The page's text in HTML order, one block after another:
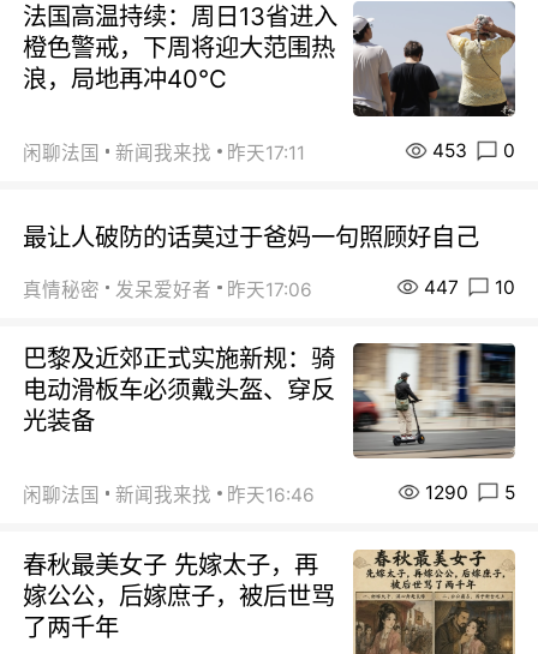
法国高温持续：周日13省进入
橙色警戒，下周将迎大范围热
浪，局地再冲40℃
闲聊法国 新闻我来找 昨天17:11 453 0
最让人破防的话莫过于爸妈一句照顾好自己
真情秘密 发呆爱好者 昨天17:06 447 10
巴黎及近郊正式实施新规：骑
电动滑板车必须戴头盔、穿反
光装备
闲聊法国 新闻我来找 昨天16:46 1290 5
春秋最美女子 先嫁太子，再
嫁公公，后嫁庶子，被后世骂
了两千年